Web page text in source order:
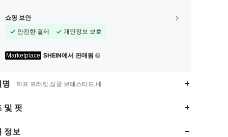
쇼핑 보안
안전한 결제
개인정보 보호
Marketplace SHEIN에서 판매됨
하프 프래킷,싱글 브레스티드,네
및 핏
정보
4.80
4.80